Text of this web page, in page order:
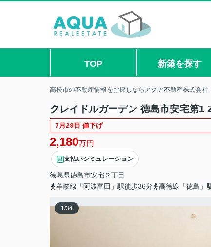
TOP 新築を探す
高松市の不動産情報をお探しならアクア不動産株式会社
クレイドルガーデン 徳島市安宅第1
7月29日 値下げ
2,180万円
支払いシミュレーション
徳島県徳島市安宅２丁目
牟岐線「阿波富田」駅徒歩36分
高徳線「徳島」
1/34